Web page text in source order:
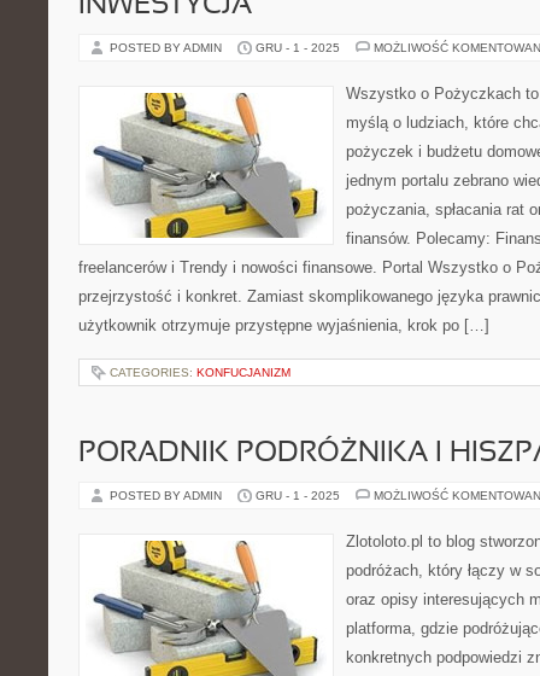
INWESTYCJA
POSTED BY ADMIN GRU - 1 - 2025 MOŻLIWOŚĆ
Wszystko o Pożyczkach
myślą o ludziach, które
pożyczek i budżetu
jednym portalu zebrano
pożyczania, spłacania rat
finansów. Polecamy:
freelancerów i Trendy i nowości finansowe. Portal Wszystko o
przejrzystość i konkret. Zamiast skomplikowanego języka
użytkownik otrzymuje przystępne wyjaśnienia, krok po […]
CATEGORIES: KONFUCJANIZM
PORADNIK PODRÓŻNIKA I
POSTED BY ADMIN GRU - 1 - 2025 MOŻLIWOŚĆ
Zlotoloto.pl to blog
podróżach, który łączy w
oraz opisy interesujących
platforma, gdzie
konkretnych podpowiedzi